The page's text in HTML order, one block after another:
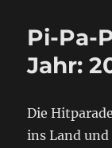
Pi-Pa-
Jahr:
Die
ins Land